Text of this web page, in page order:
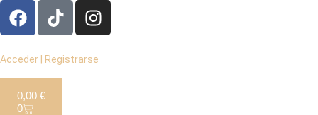
Acceder | Registrarse
0,00 €
0